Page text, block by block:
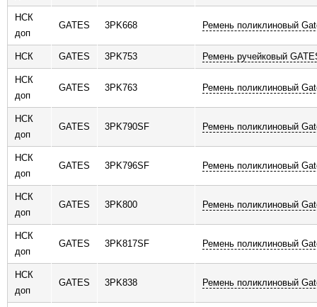
НСК
доп
GATES 3PK668 Ремень поликлиновый
НСК GATES 3PK753 Ремень ручейковый
НСК
доп
GATES 3PK763 Ремень поликлиновый
НСК
доп
GATES 3PK790SF Ремень поликлиновый
НСК
доп
GATES 3PK796SF Ремень поликлиновый
НСК
доп
GATES 3PK800 Ремень поликлиновый
НСК
доп
GATES 3PK817SF Ремень поликлиновый
НСК
доп
GATES 3PK838 Ремень поликлиновый